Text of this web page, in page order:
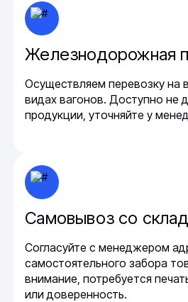
Железнодорожная
Осуществляем перевозку на
видах вагонов. Доступно не
продукции, уточняйте у
Самовывоз со
Согласуйте с менеджером
самостоятельного забора
внимание, потребуется
или доверенность.